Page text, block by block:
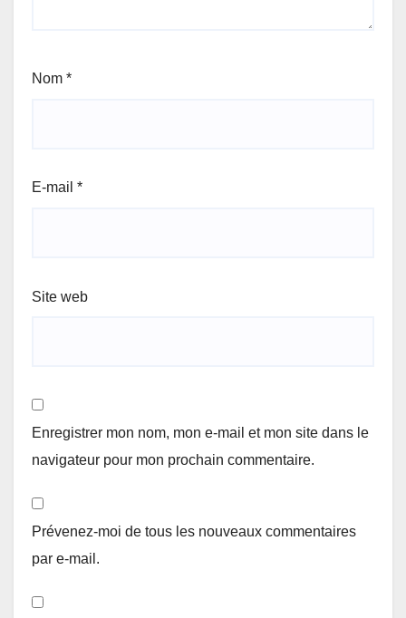
Nom *
E-mail *
Site web
Enregistrer mon nom, mon e-mail et mon site dans le
navigateur pour mon prochain commentaire.
Prévenez-moi de tous les nouveaux commentaires
par e-mail.